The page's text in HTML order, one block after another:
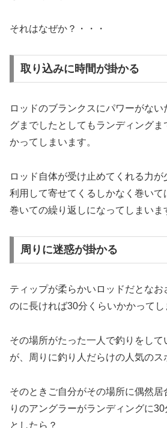
それはなぜか？・・・
取り込みに時間が掛かる
ロッドのブランクスにパワーがな
グまでしたとしてもランディング
かってしまいます。
ロッド自体が受け止めてくれる力
利用して寄せてくるしかなく巻いて
巻いての繰り返しになってしまいま
周りに迷惑が掛かる
ティップが柔らかいロッドだとなお
のに長ければ30分くらいかかってし
その場所がたった一人で釣りをして
が、周りに釣り人だらけの人気の
そのときご自分がその場所に偶然
りのアングラーがランディングに
としたら？